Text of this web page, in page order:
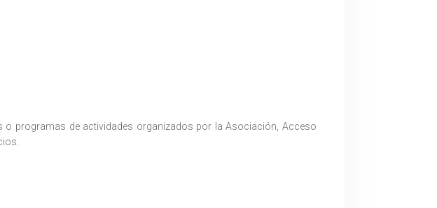
programas de actividades organizados por la Asociación, Acceso